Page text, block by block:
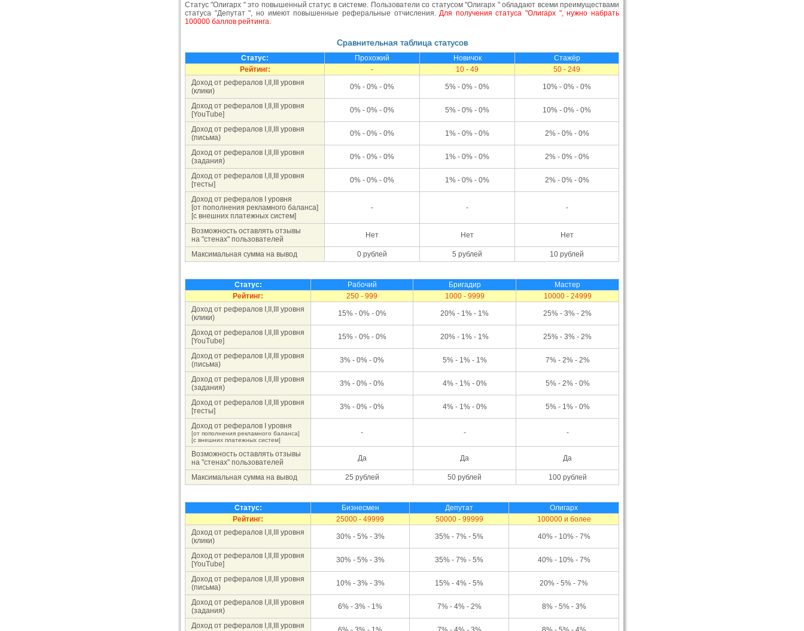
Статус "Олигарх " это повышенный статус в системе. Пользователи со статусом "Олигарх " обладают всеми преимуществами
статуса "Депутат ", но имеют повышенные реферальные отчисления.Для получения статуса "Олигарх ", нужно набрать
100000 баллов рейтинга.
Сравнительная таблица статусов
Статус: Прохожий Новичок
Стажёр
Рейтинг:
- 10 - 49
50 - 249
Доход от рефералов I,II,III уровня
(клики)
0% - 0% - 0% 5% - 0% - 0% 10% - 0% - 0%
Доход от рефералов I,II,III уровня
[YouTube]
0% - 0% - 0% 5% - 0% - 0% 10% - 0% - 0%
Доход от рефералов I,II,III уровня
(письма)
0% - 0% - 0% 1% - 0% - 0% 2% - 0% - 0%
Доход от рефералов I,II,III уровня
(задания)
0% - 0% - 0% 1% - 0% - 0% 2% - 0% - 0%
Доход от рефералов I,II,III уровня
[тесты]
0% - 0% - 0% 1% - 0% - 0% 2% - 0% - 0%
Доход от рефералов I уровня
[от пополнения рекламного баланса]
[с внешних платежных систем]
- - -
Возможность оставлять отзывы
на "стенах" пользователей
Нет Нет Нет
Максимальная сумма на вывод 0 рублей 5 рублей 10 рублей
Статус: Рабочий Бригадир
Мастер
Рейтинг:
250 - 999 1000 - 9999
10000 - 24999
Доход от рефералов I,II,III уровня
(клики)
15% - 0% - 0% 20% - 1% - 1% 25% - 3% - 2%
Доход от рефералов I,II,III уровня
[YouTube]
15% - 0% - 0% 20% - 1% - 1% 25% - 3% - 2%
Доход от рефералов I,II,III уровня
(письма)
3% - 0% - 0% 5% - 1% - 1% 7% - 2% - 2%
Доход от рефералов I,II,III уровня
(задания)
3% - 0% - 0% 4% - 1% - 0% 5% - 2% - 0%
Доход от рефералов I,II,III уровня
[тесты]
3% - 0% - 0% 4% - 1% - 0% 5% - 1% - 0%
Доход от рефералов I уровня
[от пополнения рекламного баланса]
[с внешних платежных систем]
- - -
Возможность оставлять отзывы
на "стенах" пользователей
Да Да Да
Максимальная сумма на вывод 25 рублей 50 рублей 100 рублей
Статус: Бизнесмен Депутат
Олигарх
Рейтинг:
25000 - 49999 50000 - 99999
100000 и более
Доход от рефералов I,II,III уровня
(клики)
30% - 5% - 3% 35% - 7% - 5% 40% - 10% - 7%
Доход от рефералов I,II,III уровня
[YouTube]
30% - 5% - 3% 35% - 7% - 5% 40% - 10% - 7%
Доход от рефералов I,II,III уровня
(письма)
10% - 3% - 3% 15% - 4% - 5% 20% - 5% - 7%
Доход от рефералов I,II,III уровня
(задания)
6% - 3% - 1% 7% - 4% - 2% 8% - 5% - 3%
Доход от рефералов I,II,III уровня